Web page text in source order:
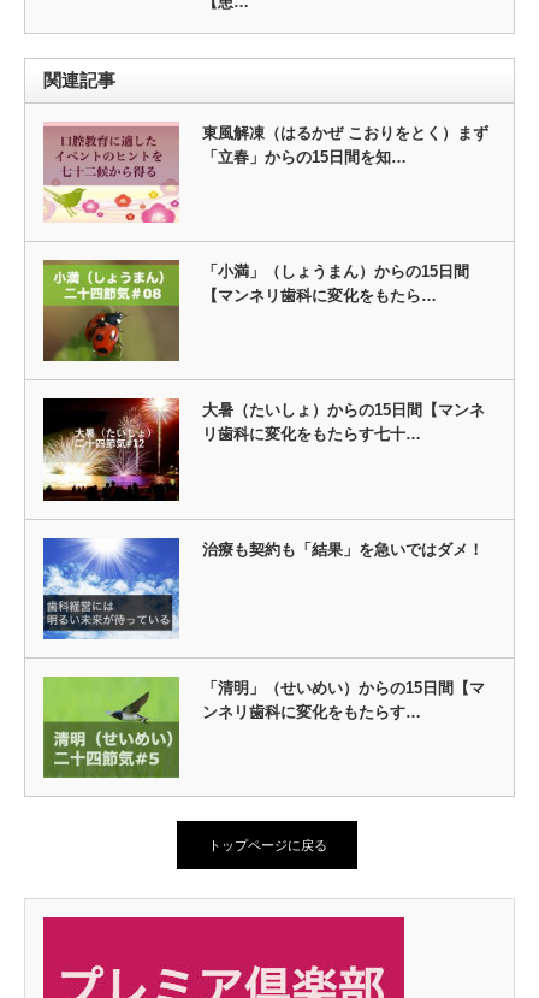
関連記事
東風解凍（はるかぜ こおりをとく）まず
「立春」からの15日間を知…
「小満」（しょうまん）からの15日間
【マンネリ歯科に変化をもたら…
大暑（たいしょ）からの15日間【マンネ
リ歯科に変化をもたらす七十…
治療も契約も「結果」を急いではダメ！
「清明」（せいめい）からの15日間【マ
ンネリ歯科に変化をもたらす…
トップページに戻る